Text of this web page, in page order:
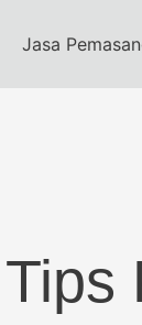
Jasa